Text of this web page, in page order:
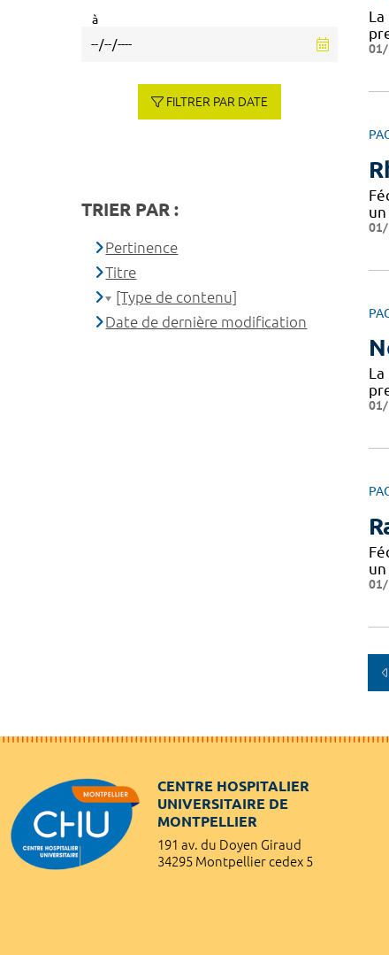
à
FILTRER PAR DATE
TRIER PAR :
Pertinence
Titre
[Type de contenu]
Date de dernière modification
CENTRE HOSPITALIER
UNIVERSITAIRE DE
MONTPELLIER
191 av. du Doyen Giraud
34295 Montpellier cedex 5